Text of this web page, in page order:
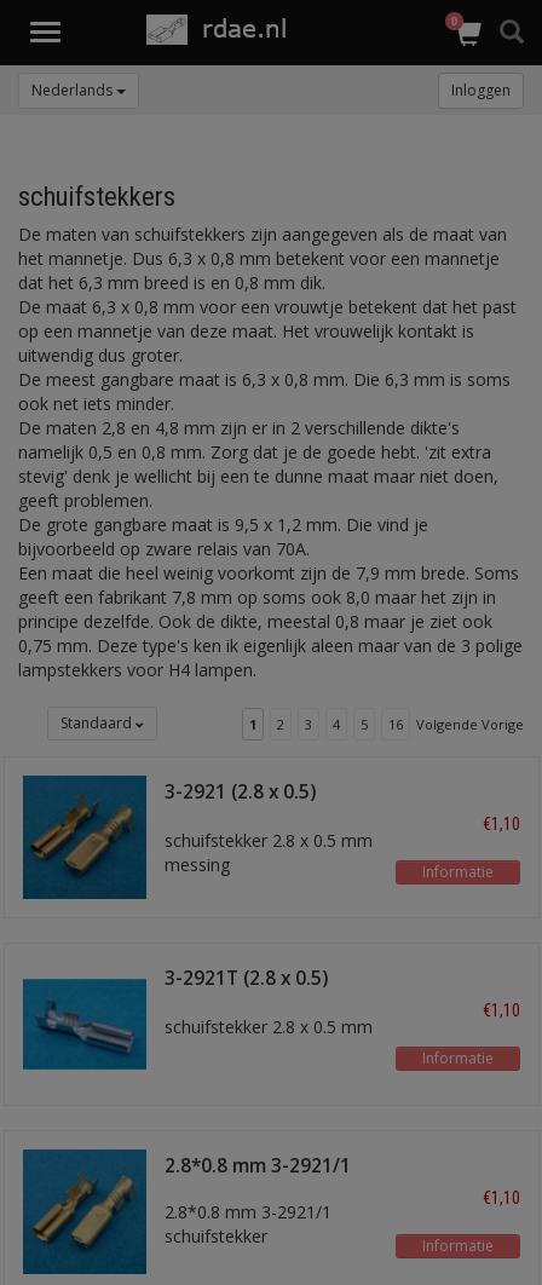
Toggle
0
Nederlands Inloggen
schuifstekkers
De maten van schuifstekkers zijn aangegeven als de maat van
het mannetje. Dus 6,3 x 0,8 mm betekent voor een mannetje
dat het 6,3 mm breed is en 0,8 mm dik.
De maat 6,3 x 0,8 mm voor een vrouwtje betekent dat het past
op een mannetje van deze maat. Het vrouwelijk kontakt is
uitwendig dus groter.
De meest gangbare maat is 6,3 x 0,8 mm. Die 6,3 mm is soms
ook net iets minder.
De maten 2,8 en 4,8 mm zijn er in 2 verschillende dikte's
namelijk 0,5 en 0,8 mm. Zorg dat je de goede hebt. 'zit extra
stevig' denk je wellicht bij een te dunne maat maar niet doen,
geeft problemen.
De grote gangbare maat is 9,5 x 1,2 mm. Die vind je
bijvoorbeeld op zware relais van 70A.
Een maat die heel weinig voorkomt zijn de 7,9 mm brede. Soms
geeft een fabrikant 7,8 mm op soms ook 8,0 maar het zijn in
principe dezelfde. Ook de dikte, meestal 0,8 maar je ziet ook
0,75 mm. Deze type's ken ik eigenlijk aleen maar van de 3 polige
lampstekkers voor H4 lampen.
Standaard 1 2 3 4 5 16 Volgende Vorige
3-2921 (2.8 x 0.5)
schuifstekker 2.8 x 0.5 mm
messing
€1,10
Informatie
3-2921T (2.8 x 0.5)
schuifstekker 2.8 x 0.5 mm
€1,10
Informatie
2.8*0.8 mm 3-2921/1
2.8*0.8 mm 3-2921/1
schuifstekker
€1,10
Informatie